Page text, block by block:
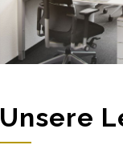
Unsere